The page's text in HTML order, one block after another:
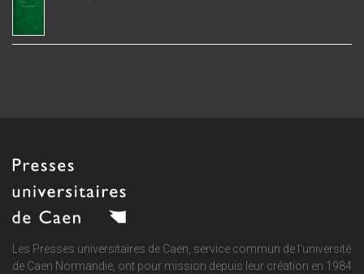
Les Presses universitaires de Caen, service commun de l'université
de Caen Normandie , ont pour mission depuis leur création en 1984